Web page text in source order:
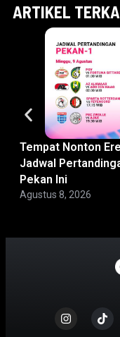
ARTIKEL
Tempat Nonton
Jadwal
Pekan Ini
Agustus 8, 2026